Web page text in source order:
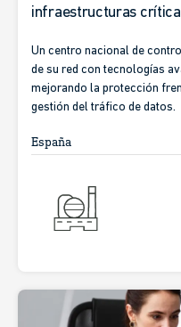
infraestructuras
Un centro nacional de
de su red con tecnologías
mejorando la protección
gestión del tráfico de datos.
España